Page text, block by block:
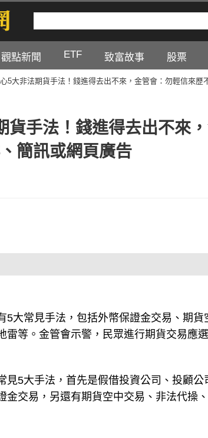
觀點新聞 ETF 致富故事 股票
5大非法期貨手法！錢進得去出不來，金管會：勿輕信來歷
貨手法！錢進得去出不來
簡訊或網頁廣告
5大常見手法，包括外幣保證金交易、期
雷等。金管會示警，民眾進行期貨交易應
見5大手法，首先是假借投資公司、投顧
金交易，另還有期貨空中交易、非法代操